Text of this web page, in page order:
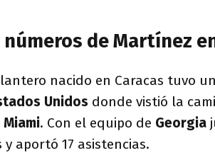
números de Martínez
nacido en Caracas tuvo
Unidos donde vistió la
. Con el equipo de Georgia
y aportó 17 asistencias.